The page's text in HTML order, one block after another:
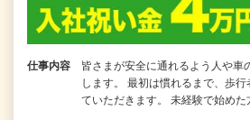
仕事内容
皆さまが安全に通れるよう人や車
します。 最初は慣れるまで、歩
ていただきます。 未経験で始め